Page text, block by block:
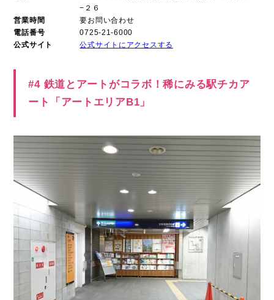
−２６
営業時間
要お問い合わせ
電話番号
0725-21-6000
公式サイト
公式サイトにアクセスする
#4 鉄道とアートがコラボ！稀にみる駅チカア
ート「アートエリアB1」